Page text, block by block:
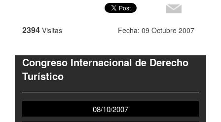
2394 Visitas Fecha: 09 Octubre 2007
Congreso Internacional de Derecho
Turístico
08/10/2007